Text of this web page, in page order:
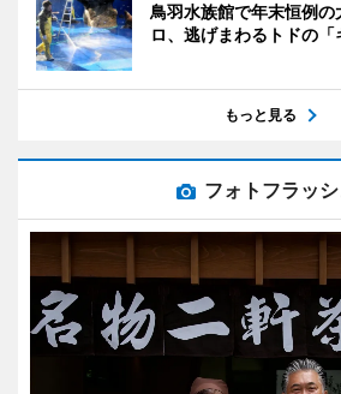
鳥羽水族館で年末恒例
ロ、逃げまわるトドの「
もっと見る
フォトフラッ